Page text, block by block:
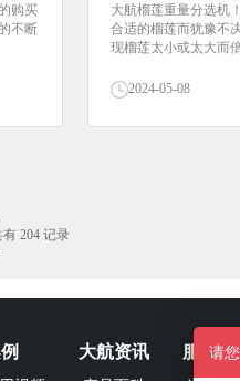
购买
不断
大航榴莲重量分选机
合适的榴莲而犹豫不
现榴莲太小或太大而
2024-05-08
有 204 记录
大航资讯 服务专
请